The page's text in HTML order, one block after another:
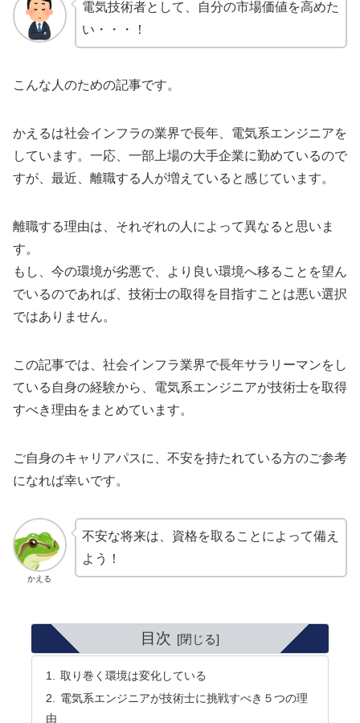
電気技術者として、自分の市場価値を高めた
い・・・！
こんな人のための記事です。
かえるは社会インフラの業界で長年、電気系エンジニアを
しています。一応、一部上場の大手企業に勤めているので
すが、最近、離職する人が増えていると感じています。
離職する理由は、それぞれの人によって異なると思いま
す。
もし、今の環境が劣悪で、より良い環境へ移ることを望ん
でいるのであれば、技術士の取得を目指すことは悪い選択
ではありません。
この記事では、社会インフラ業界で長年サラリーマンをし
ている自身の経験から、電気系エンジニアが技術士を取得
すべき理由をまとめています。
ご自身のキャリアパスに、不安を持たれている方のご参考
になれば幸いです。
かえる
不安な将来は、資格を取ることによって備え
よう！
目次
取り巻く環境は変化している
電気系エンジニアが技術士に挑戦すべき５つの理
由